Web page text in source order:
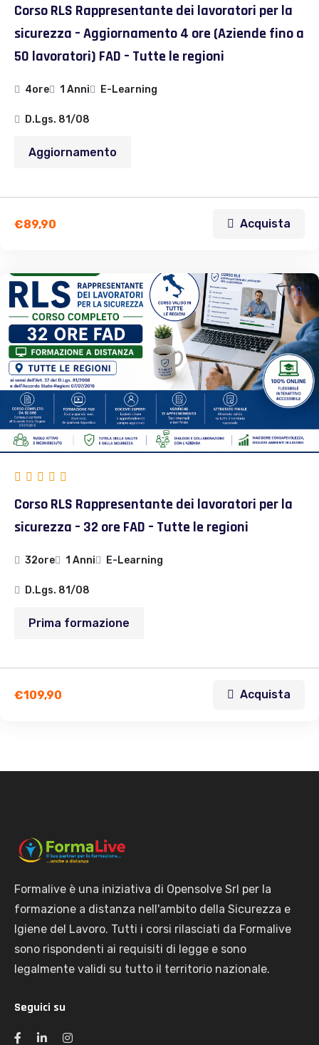
Corso RLS Rappresentante dei lavoratori per la
sicurezza – Aggiornamento 4 ore (Aziende fino a
50 lavoratori) FAD – Tutte le regioni
4ore 1 Anni E-Learning
D.Lgs. 81/08
Aggiornamento
€89,90 Acquista
Corso RLS Rappresentante dei lavoratori per la
sicurezza – 32 ore FAD – Tutte le regioni
32ore 1 Anni E-Learning
D.Lgs. 81/08
Prima formazione
€109,90 Acquista
Formalive è una iniziativa di Opensolve Srl per la
formazione a distanza nell'ambito della Sicurezza e
Igiene del Lavoro. Tutti i corsi rilasciati da Formalive
sono rispondenti ai requisiti di legge e sono
legalmente validi su tutto il territorio nazionale.
Seguici su